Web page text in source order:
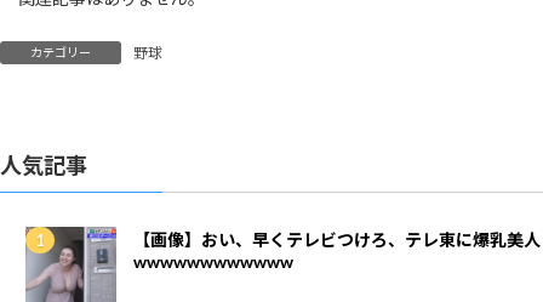
カテゴリー 野球
人気記事
【画像】おい、早くテレビつけろ、テレ東に爆乳美人
wwwwwwwwwwww